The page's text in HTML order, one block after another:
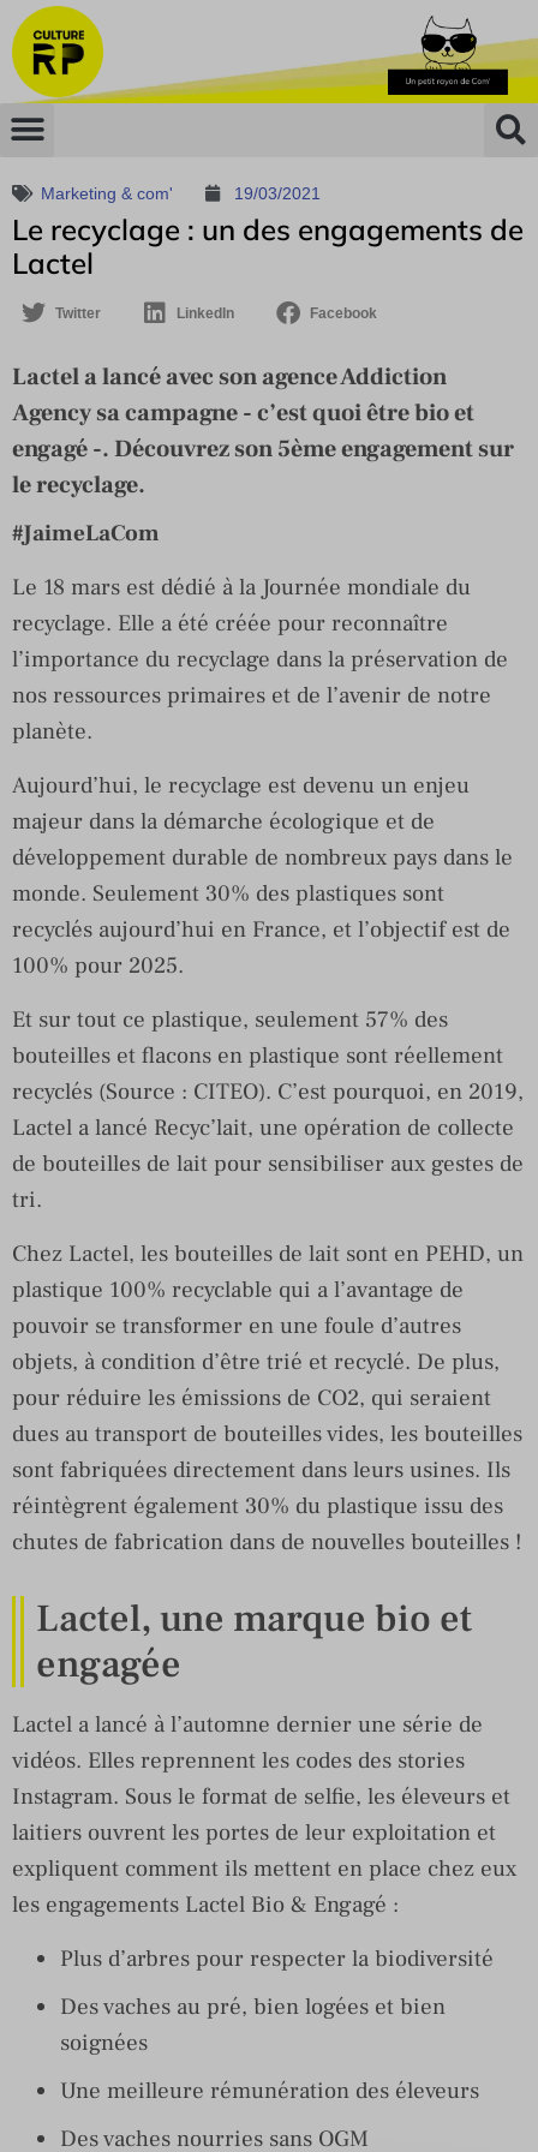
Marketing & com' 19/03/2021
Le recyclage : un des engagements de
Lactel
Twitter LinkedIn Facebook
Lactel a lancé avec son agence Addiction
Agency sa campagne - c’est quoi être bio et
engagé -. Découvrez son 5ème engagement sur
le recyclage.
#JaimeLaCom
Le 18 mars est dédié à la Journée mondiale du
recyclage. Elle a été créée pour reconnaître
l’importance du recyclage dans la préservation de
nos ressources primaires et de l’avenir de notre
planète.
Aujourd’hui, le recyclage est devenu un enjeu
majeur dans la démarche écologique et de
développement durable de nombreux pays dans le
monde. Seulement 30% des plastiques sont
recyclés aujourd’hui en France, et l’objectif est de
100% pour 2025.
Et sur tout ce plastique, seulement 57% des
bouteilles et flacons en plastique sont réellement
recyclés (Source : CITEO). C’est pourquoi, en 2019,
Lactel a lancé Recyc’lait, une opération de collecte
de bouteilles de lait pour sensibiliser aux gestes de
tri.
Chez Lactel, les bouteilles de lait sont en PEHD, un
plastique 100% recyclable qui a l’avantage de
pouvoir se transformer en une foule d’autres
objets, à condition d’être trié et recyclé. De plus,
pour réduire les émissions de CO2, qui seraient
dues au transport de bouteilles vides, les bouteilles
sont fabriquées directement dans leurs usines. Ils
réintègrent également 30% du plastique issu des
chutes de fabrication dans de nouvelles bouteilles !
Lactel, une marque bio et
engagée
Lactel a lancé à l’automne dernier une série de
vidéos. Elles reprennent les codes des stories
Instagram. Sous le format de selfie, les éleveurs et
laitiers ouvrent les portes de leur exploitation et
expliquent comment ils mettent en place chez eux
les engagements Lactel Bio & Engagé :
Plus d’arbres pour respecter la biodiversité
Des vaches au pré, bien logées et bien
soignées
Une meilleure rémunération des éleveurs
Des vaches nourries sans OGM